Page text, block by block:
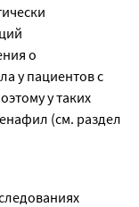
о
у пациентов с
у таких
(см. раздел